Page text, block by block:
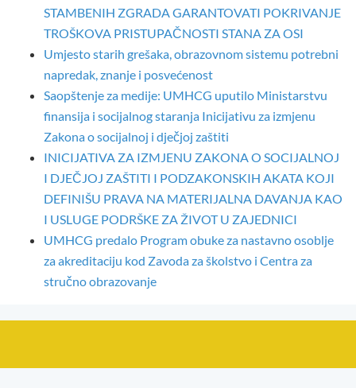
STAMBENIH ZGRADA GARANTOVATI POKRIVANJE
TROŠKOVA PRISTUPAČNOSTI STANA ZA OSI
Umjesto starih grešaka, obrazovnom sistemu potrebni
napredak, znanje i posvećenost
Saopštenje za medije: UMHCG uputilo Ministarstvu
finansija i socijalnog staranja Inicijativu za izmjenu
Zakona o socijalnoj i dječjoj zaštiti
INICIJATIVA ZA IZMJENU ZAKONA O SOCIJALNOJ
I DJEČJOJ ZAŠTITI I PODZAKONSKIH AKATA KOJI
DEFINIŠU PRAVA NA MATERIJALNA DAVANJA KAO
I USLUGE PODRŠKE ZA ŽIVOT U ZAJEDNICI
UMHCG predalo Program obuke za nastavno osoblje
za akreditaciju kod Zavoda za školstvo i Centra za
stručno obrazovanje